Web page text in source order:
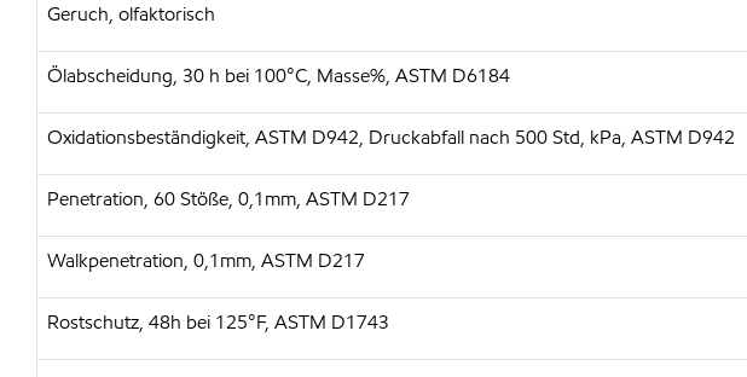
Geruch, olfaktorisch
Ölabscheidung, 30 h bei 100°C, Masse%, ASTM D6184
Oxidationsbeständigkeit, ASTM D942, Druckabfall nach 500 Std, kPa, ASTM D942
Penetration, 60 Stöße, 0,1mm, ASTM D217
Walkpenetration, 0,1mm, ASTM D217
Rostschutz, 48h bei 125°F, ASTM D1743